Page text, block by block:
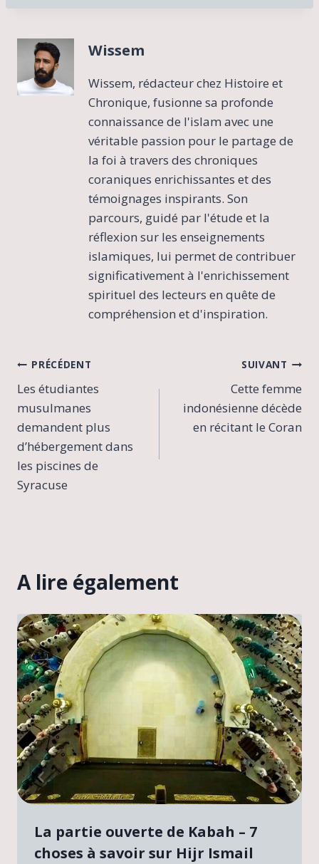
Wissem
Wissem, rédacteur chez Histoire et
Chronique, fusionne sa profonde
connaissance de l'islam avec une
véritable passion pour le partage de
la foi à travers des chroniques
coraniques enrichissantes et des
témoignages inspirants. Son
parcours, guidé par l'étude et la
réflexion sur les enseignements
islamiques, lui permet de contribuer
significativement à l'enrichissement
spirituel des lecteurs en quête de
compréhension et d'inspiration.
Navigation
de
l’article
PRÉCÉDENT
Les étudiantes
musulmanes
demandent plus
d’hébergement dans
les piscines de
Syracuse
SUIVANT
Cette femme
indonésienne décède
en récitant le Coran
A lire également
La partie ouverte de Kabah – 7
choses à savoir sur Hijr Ismail